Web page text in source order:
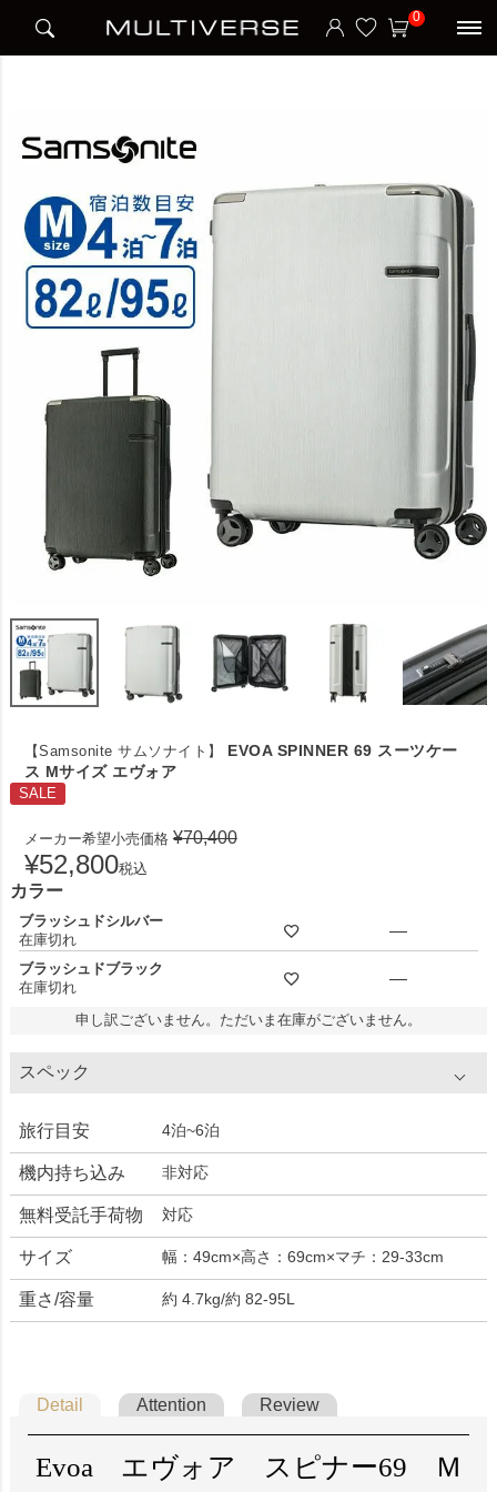
0
EVOA SPINNER 69 スーツケース Mサイズ エヴォア
【Samsonite サムソナイト】
EVOA SPINNER 69 スーツケー
ス Mサイズ エヴォア
SALE
メーカー希望小売価格 ¥70,400
¥52,800税込
カラー
ブラッシュドシルバー
在庫切れ
—
ブラッシュドブラック
在庫切れ
—
申し訳ございません。ただいま在庫がございません。
スペック
旅行目安 4泊~6泊
機内持ち込み 非対応
無料受託手荷物 対応
サイズ 幅：49cm×高さ：69cm×マチ：29-33cm
重さ/容量 約 4.7kg/約 82-95L
Detail Attention Review
Evoa エヴォア スピナー69 Ｍ